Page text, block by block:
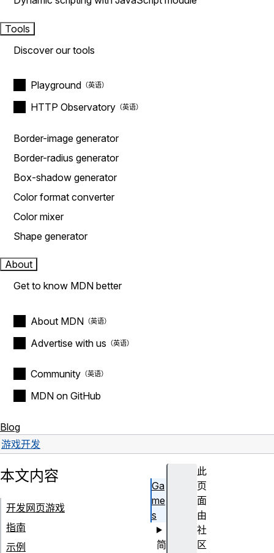
Tools
Discover our tools
Playground
HTTP Observatory
Border-image generator
Border-radius generator
Box-shadow generator
Color format converter
Color mixer
Shape generator
About
Get to know MDN better
About MDN
Advertise with us
Community
MDN on GitHub
Blog
游戏开发
此
页
面
由
社
区
本文内容
开发网页游戏
指南
示例
Ga
me
s
简